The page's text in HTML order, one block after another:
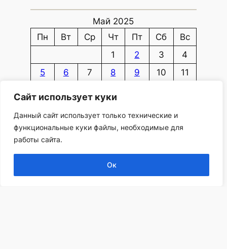
Сайт использует куки
Данный сайт использует только технические и
функциональные куки файлы, необходимые для
работы сайта.
Ок
Май 2025
Пн
Вт Ср Чт Пт Сб
Вс
1
2 3
4
5
6 7 8 9 10
11
26
27 28 29 30
31